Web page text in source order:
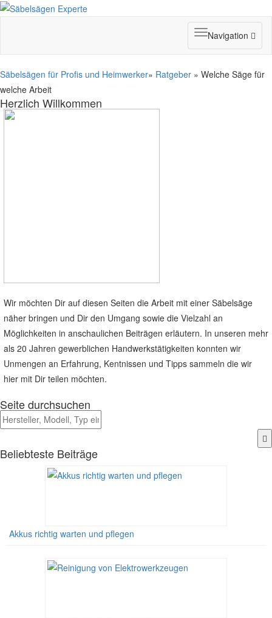
Toggle
navigation
Navigation
Säbelsägen für Profis und Heimwerker» Ratgeber » Welche Säge für
welche Arbeit
Herzlich Willkommen
Wir möchten Dir auf diesen Seiten die Arbeit mit einer Säbelsäge
näher bringen und Dir den Umgang sowie die Vielzahl an
Möglichkeiten in anschaulichen Beiträgen erläutern. In unseren mehr
als 20 Jahren gewerblichen Handwerkstätigkeiten konnten wir
Unmengen an Erfahrung, Kentnissen und Tipps sammeln die wir
hier mit Dir teilen möchten.
Seite durchsuchen
Beliebteste Beiträge
Akkus richtig warten und pflegen